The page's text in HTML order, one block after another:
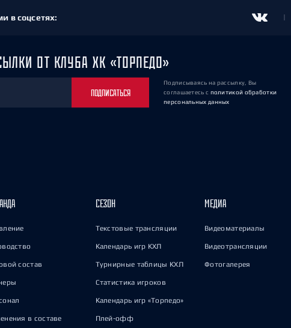
в соцсетях:
ОТ КЛУБА ХК «ТОРПЕДО»
ПОДПИСАТЬСЯ
Подписываясь на рассылку, Вы
соглашаетесь с политикой обработки
персональных данных
состав
в составе
СЕЗОН
Текстовые трансляции
Календарь игр КХЛ
Турнирные таблицы КХЛ
Статистика игроков
Календарь игр «Торпедо»
Плей-офф
МЕДИА
Видеоматериалы
Видеотрансляции
Фотогалерея